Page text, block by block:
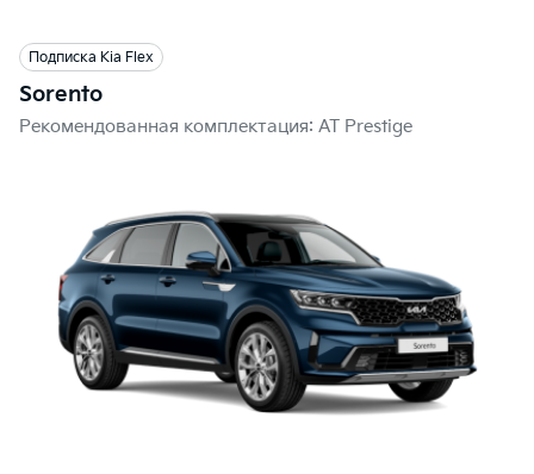
Подписка Kia Flex
Sorento
Рекомендованная комплектация: AT Prestige